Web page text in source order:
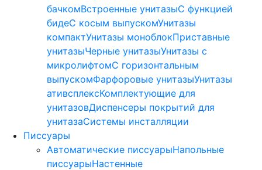
бачкомВстроенные унитазыС функцией
бидеС косым выпускомУнитазы
компактУнитазы моноблокПриставные
унитазыЧерные унитазыУнитазы с
микролифтомC горизонтальным
выпускомФарфоровые унитазыУнитазы
ативсплексКомплектующие для
унитазовДиспенсеры покрытий для
унитазаСистемы инсталляции
Писсуары
Автоматические писсуарыНапольные
писсуарыНастенные